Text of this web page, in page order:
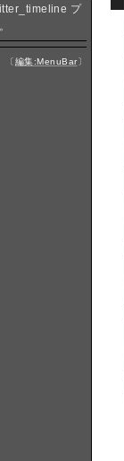
プ
〔編集:MenuBar〕